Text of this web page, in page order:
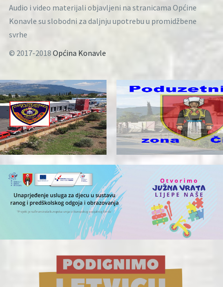
Audio i video materijali objavljeni na stranicama Općine
Konavle su slobodni za daljnju upotrebu u promidžbene
svrhe
© 2017-2018 Općina Konavle